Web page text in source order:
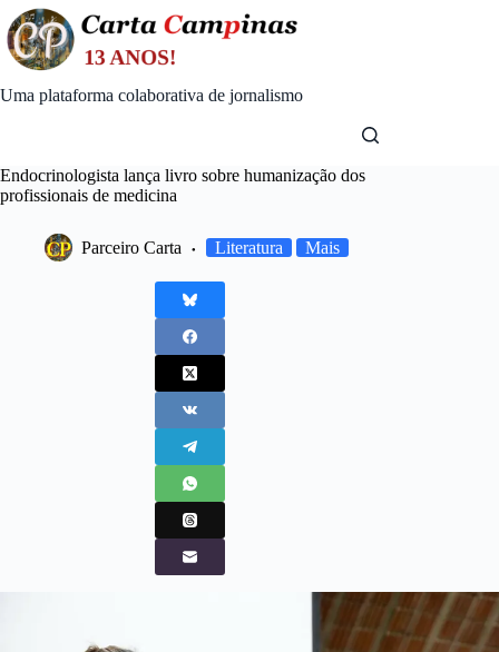
Skip
to
content
Uma plataforma colaborativa de jornalismo
Endocrinologista lança livro sobre humanização dos
profissionais de medicina
Parceiro Carta Literatura Mais